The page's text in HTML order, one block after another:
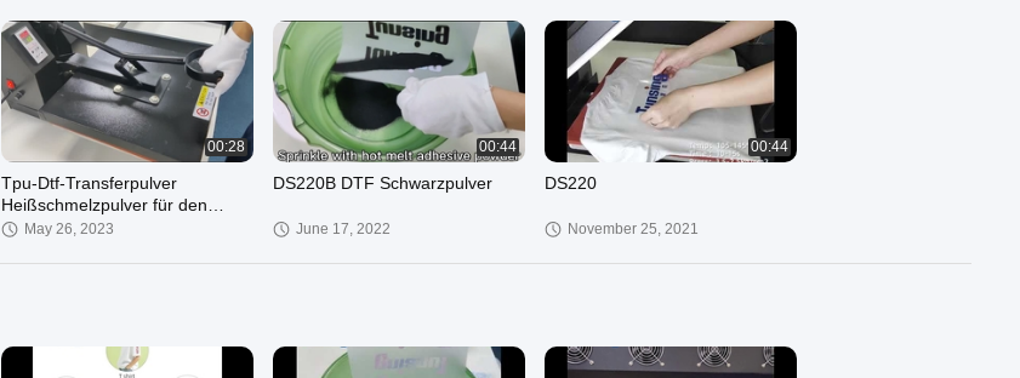
00:28
Tpu-Dtf-Transferpulver
Heißschmelzpulver für den
Textil-T-Shirt-Druck
May 26, 2023
00:44
DS220B DTF Schwarzpulver
June 17, 2022
00:44
DS220
November 25, 2021